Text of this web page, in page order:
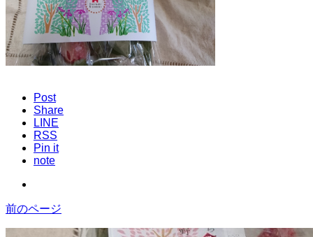
Post
Share
LINE
RSS
Pin it
note
前のページ